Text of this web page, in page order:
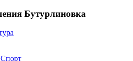
Бутурлиновка
Спорт